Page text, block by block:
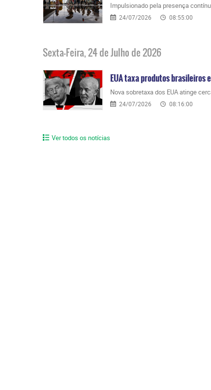
Impulsionado pela presença
24/07/2026 08:55:00
Sexta-Feira, 24 de Julho de 2026
EUA taxa produtos
Nova sobretaxa dos EUA atinge
24/07/2026 08:16:00
Ver todos os notícias